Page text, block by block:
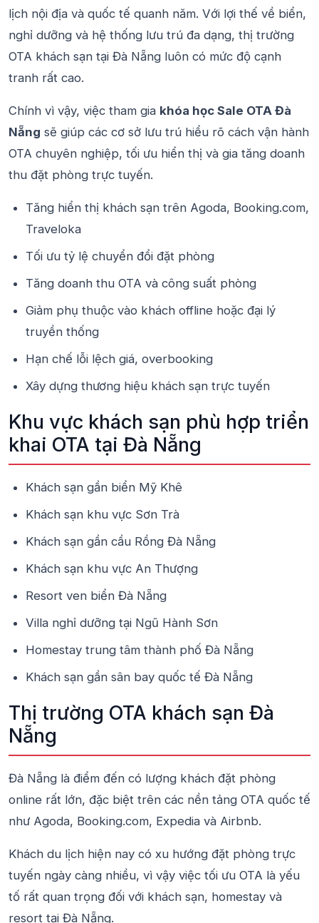
lịch nội địa và quốc tế quanh năm. Với lợi thế về biển,
nghỉ dưỡng và hệ thống lưu trú đa dạng, thị trường
OTA khách sạn tại Đà Nẵng luôn có mức độ cạnh
tranh rất cao.
Chính vì vậy, việc tham gia khóa học Sale OTA Đà
Nẵng sẽ giúp các cơ sở lưu trú hiểu rõ cách vận hành
OTA chuyên nghiệp, tối ưu hiển thị và gia tăng doanh
thu đặt phòng trực tuyến.
Tăng hiển thị khách sạn trên Agoda, Booking.com,
Traveloka
Tối ưu tỷ lệ chuyển đổi đặt phòng
Tăng doanh thu OTA và công suất phòng
Giảm phụ thuộc vào khách offline hoặc đại lý
truyền thống
Hạn chế lỗi lệch giá, overbooking
Xây dựng thương hiệu khách sạn trực tuyến
Khu vực khách sạn phù hợp triển
khai OTA tại Đà Nẵng
Khách sạn gần biển Mỹ Khê
Khách sạn khu vực Sơn Trà
Khách sạn gần cầu Rồng Đà Nẵng
Khách sạn khu vực An Thượng
Resort ven biển Đà Nẵng
Villa nghỉ dưỡng tại Ngũ Hành Sơn
Homestay trung tâm thành phố Đà Nẵng
Khách sạn gần sân bay quốc tế Đà Nẵng
Thị trường OTA khách sạn Đà
Nẵng
Đà Nẵng là điểm đến có lượng khách đặt phòng
online rất lớn, đặc biệt trên các nền tảng OTA quốc tế
như Agoda, Booking.com, Expedia và Airbnb.
Khách du lịch hiện nay có xu hướng đặt phòng trực
tuyến ngày càng nhiều, vì vậy việc tối ưu OTA là yếu
tố rất quan trọng đối với khách sạn, homestay và
resort tại Đà Nẵng.